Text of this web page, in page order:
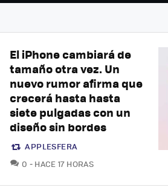
El iPhone cambiará de
tamaño otra vez. Un
nuevo rumor afirma que
crecerá hasta hasta
siete pulgadas con un
diseño sin bordes
APPLESFERA
0 COMENTARIOS
HACE 17 HORAS